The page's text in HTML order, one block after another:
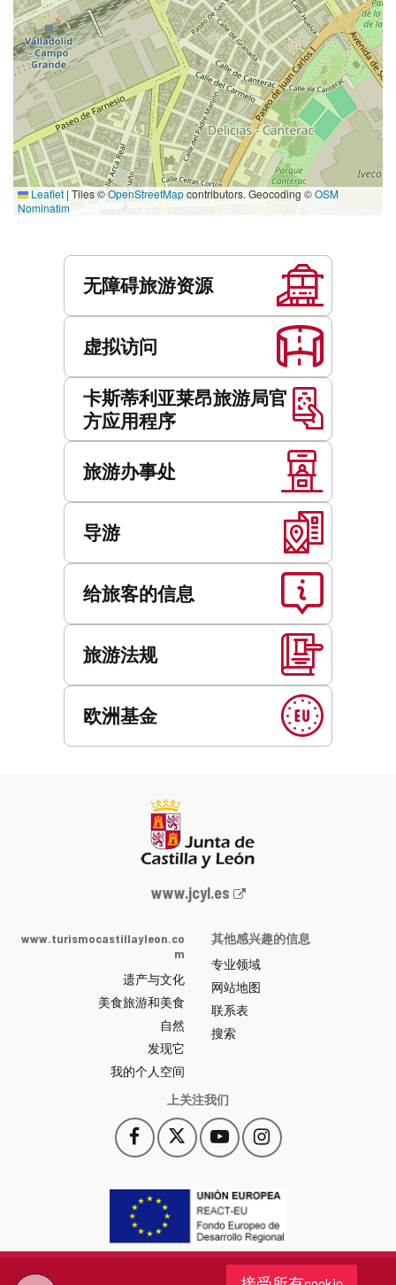
Leaflet | Tiles ©OpenStreetMapcontributors. Geocoding ©OSM
Nominatim
无障碍旅游资源
虚拟访问
卡斯蒂利亚莱昂旅游局官
方应用程序
旅游办事处
导游
给旅客的信息
旅游法规
欧洲基金
Junta
y
León
网
站
门
户
-
www.jcyl.es
www.turismocastillayleon.co
m
遗产与文化
美食旅游和美食
自然
发现它
我的个人空间
其他感兴趣的信息
专业领域
网站地图
联系表
搜索
上关注我们
Facebook
此
链
会
打
开
一
此
链
一
YouTube
此
链
会
打
开
一
个
Instagram
此
链
会
开
一
个